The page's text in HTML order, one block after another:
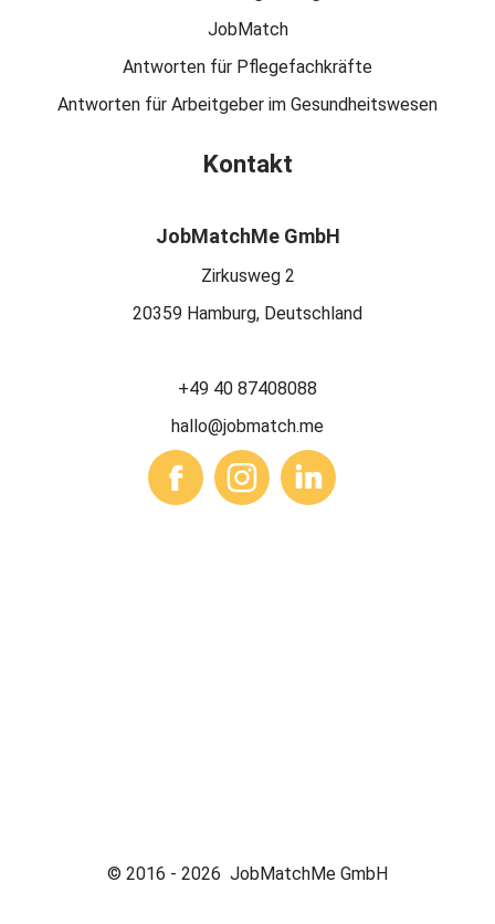
JobMatch
Antworten für Pflegefachkräfte
Antworten für Arbeitgeber im Gesundheitswesen
Kontakt
JobMatchMe GmbH
Zirkusweg 2
20359 Hamburg, Deutschland
+49 40 87408088
hallo@jobmatch.me
© 2016 - 2026 JobMatchMe GmbH